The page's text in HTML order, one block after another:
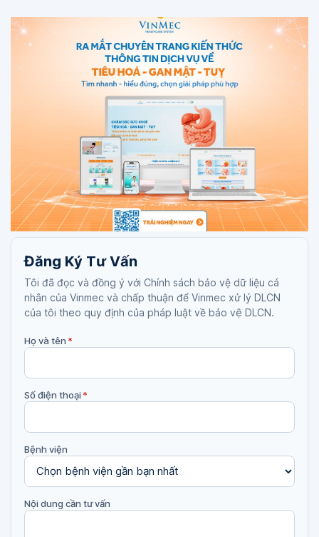
Đăng Ký Tư Vấn
Tôi đã đọc và đồng ý với Chính sách bảo vệ dữ liệu cá
nhân của Vinmec và chấp thuận để Vinmec xử lý DLCN
của tôi theo quy định của pháp luật về bảo vệ DLCN.
Họ và tên*
Số điện thoại*
Bệnh viện
Nội dung cần tư vấn